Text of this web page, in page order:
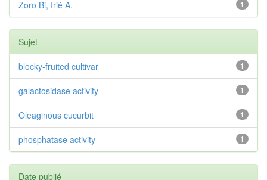
1
Zoro Bi, Irié A.
Sujet
1
blocky-fruited cultivar
1
galactosidase activity
1
Oleaginous cucurbit
1
phosphatase activity
Date publié